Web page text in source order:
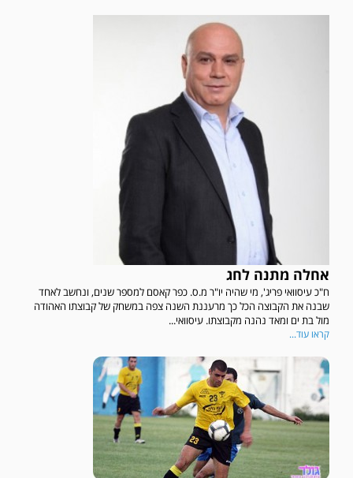
אחלה מתנה לחג
ח"כ עיסוואי פריג', מי שהיה יו"ר מ.ס. כפר קאסם למספר שנים, ונחשב לאחד
שבנה את הקבוצה הכל כך מרעננת השנה צפה במשחק של קבוצתו האהודה
מול בת ים ומאד נהנה מקבוצתו. עיסוואי...
קראו עוד...